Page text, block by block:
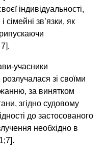
індивідуальності,
зв’язки, як
учасники
зі своїми
за винятком
згідно судовому
до застосованого
необхідно в